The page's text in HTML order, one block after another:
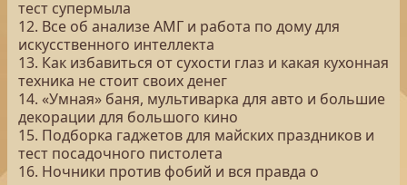
тест супермыла
12. Все об анализе АМГ и работа по дому для
искусственного интеллекта
13. Как избавиться от сухости глаз и какая кухонная
техника не стоит своих денег
14. «Умная» баня, мультиварка для авто и большие
декорации для большого кино
15. Подборка гаджетов для майских праздников и
тест посадочного пистолета
16. Ночники против фобий и вся правда о